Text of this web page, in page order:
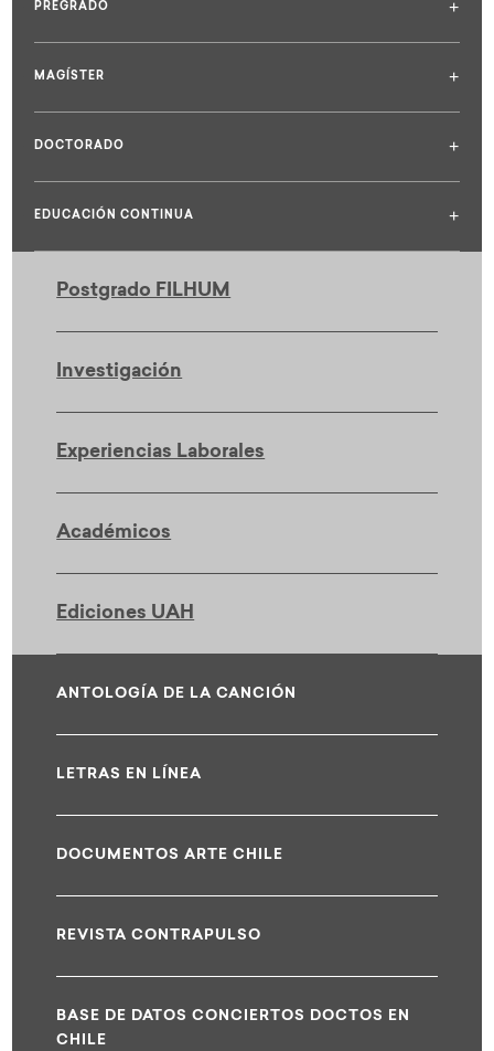
PREGRADO +
MAGÍSTER +
DOCTORADO +
EDUCACIÓN CONTINUA +
Postgrado FILHUM
Investigación
Experiencias Laborales
Académicos
Ediciones UAH
ANTOLOGÍA DE LA CANCIÓN
LETRAS EN LÍNEA
DOCUMENTOS ARTE CHILE
REVISTA CONTRAPULSO
BASE DE DATOS CONCIERTOS DOCTOS EN
CHILE